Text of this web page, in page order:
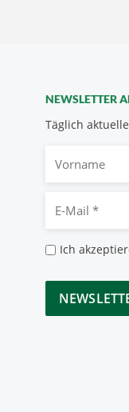
NEWSLETTER
Täglich
Mail
Ich
CAPTCHA